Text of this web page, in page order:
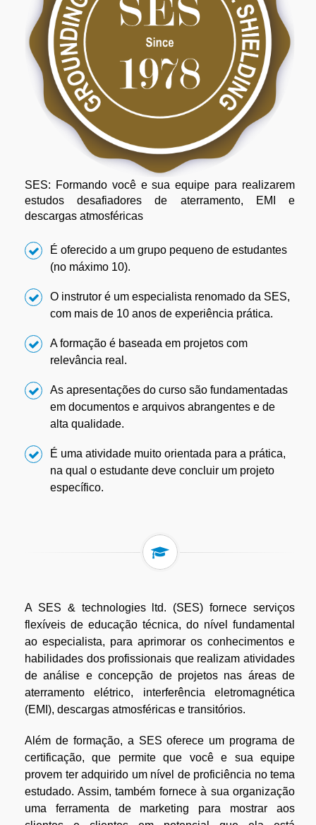
SES: Formando você e sua equipe para realizarem
estudos desafiadores de aterramento, EMI e
descargas atmosféricas
É oferecido a um grupo pequeno de estudantes
(no máximo 10).
O instrutor é um especialista renomado da SES,
com mais de 10 anos de experiência prática.
A formação é baseada em projetos com
relevância real.
As apresentações do curso são fundamentadas
em documentos e arquivos abrangentes e de
alta qualidade.
É uma atividade muito orientada para a prática,
na qual o estudante deve concluir um projeto
específico.
A SES & technologies ltd. (SES) fornece serviços
flexíveis de educação técnica, do nível fundamental
ao especialista, para aprimorar os conhecimentos e
habilidades dos profissionais que realizam atividades
de análise e concepção de projetos nas áreas de
aterramento elétrico, interferência eletromagnética
(EMI), descargas atmosféricas e transitórios.
Além de formação, a SES oferece um programa de
certificação, que permite que você e sua equipe
provem ter adquirido um nível de proficiência no tema
estudado. Assim, também fornece à sua organização
uma ferramenta de marketing para mostrar aos